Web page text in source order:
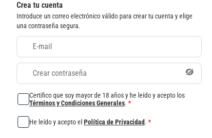
Crea tu cuenta
Introduce un correo electrónico válido para crear tu cuenta y elige
una contraseña segura.
E-mail
Crear contraseña
Certifico que soy mayor de 18 años y he leído y acepto los
Términos y Condiciones Generales. *
He leído y acepto el Política de Privacidad. *